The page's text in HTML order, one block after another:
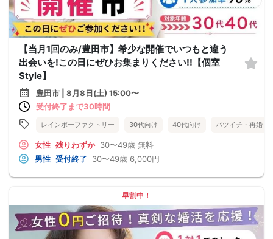
【当月1回のみ/豊田市】希少な開催でいつもと違う
出会いを!この日にぜひお集まりください!!【個室
Style】
豊田市 | 8月8日(土) 15:00〜
受付終了まで30時間
レインボーファクトリー 30代向け 40代向け バツイチ・再婚
女性 残りわずか 30〜49歳 無料
男性 受付終了 30〜49歳 6,000円
早割中！